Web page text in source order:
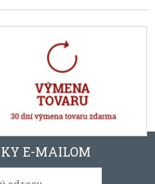
E-MAILOM